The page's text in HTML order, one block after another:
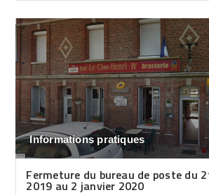
Informations pratiques
Fermeture du bureau de poste du
2019 au 2 janvier 2020